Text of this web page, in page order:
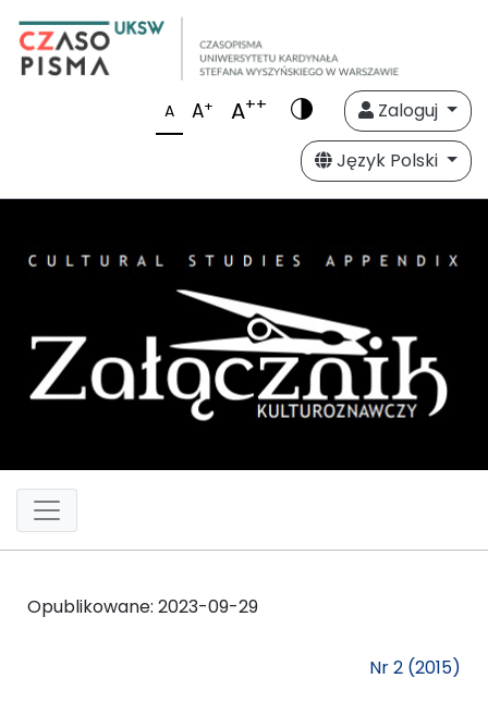
A A+ A++
Zaloguj
Język Polski
Opublikowane: 2023-09-29
Nr 2 (2015)